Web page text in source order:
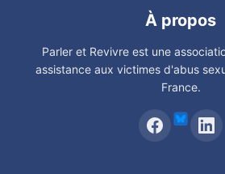
À propos
Parler et Revivre est une
assistance aux victimes d'abus
France.